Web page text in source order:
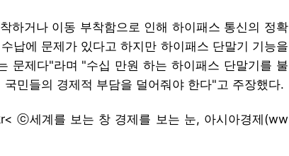
하거나 이동 부착함으로 인해 하이패스 통신의 정확
납에 문제가 있다고 하지만 하이패스 단말기 기능을
문제다"라며 "수십 만원 하는 하이패스 단말기를 불
민들의 경제적 부담을 덜어줘야 한다"고 주장했다.
ⓒ세계를 보는 창 경제를 보는 눈, 아시아경제(ww